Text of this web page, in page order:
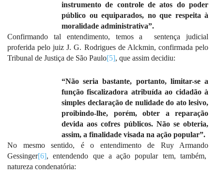
instrumento de controle de atos do poder
público ou equiparados, no que respeita à
moralidade administrativa”.
Confirmando tal entendimento, temos a
sentença judicial
proferida pelo juiz J. G. Rodrigues de Alckmin, confirmada pelo
Tribunal de Justiça de São Paulo[5], que assim decidiu:
“Não seria bastante, portanto, limitar-se a
função fiscalizadora atribuída ao cidadão à
simples declaração de nulidade do ato lesivo,
proibindo-lhe, porém, obter a reparação
devida aos cofres públicos. Não se obteria,
assim, a finalidade visada na ação popular”.
No mesmo sentido, é o entendimento de Ruy Armando
Gessinger[6], entendendo que a ação popular tem, também,
natureza condenatória: